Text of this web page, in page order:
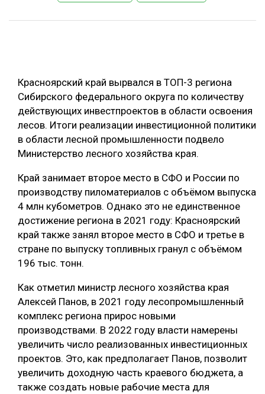
ПРОИЗВОДСТВО ДРЕВЕСНЫХ ПЛИТ
ЦБП
КОМПЛЕКСНАЯ ПЕРЕРАБОТКА
ДЕРЕВЯННОЕ ДОМОСТРОЕНИЕ
БЕЗОПАСНОЕ ПРОИЗВОДСТВО
СОРТИРОВКА ДРЕВЕСИНЫ
СУШКА ДРЕВЕСИНЫ
ПОДБОРКИ СТАТЕЙ
Красноярский край вырвался в ТОП-3 региона
Сибирского федерального округа по количеству
действующих инвестпроектов в области освоения
лесов. Итоги реализации инвестиционной политики
в области лесной промышленности подвело
Министерство лесного хозяйства края.
Край занимает второе место в СФО и России по
производству пиломатериалов с объёмом выпуска
4 млн кубометров. Однако это не единственное
достижение региона в 2021 году: Красноярский
край также занял второе место в СФО и третье в
стране по выпуску топливных гранул с объёмом
196 тыс. тонн.
Как отметил министр лесного хозяйства края
Алексей Панов, в 2021 году лесопромышленный
комплекс региона прирос новыми
производствами. В 2022 году власти намерены
увеличить число реализованных инвестиционных
проектов. Это, как предполагает Панов, позволит
увеличить доходную часть краевого бюджета, а
также создать новые рабочие места для